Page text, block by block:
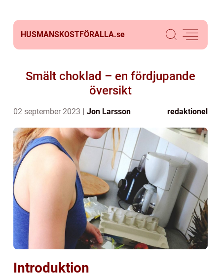
HUSMANSKOSTFÖRALLA.se
Smält choklad – en fördjupande
översikt
02 september 2023 Jon Larsson redaktionel
Introduktion